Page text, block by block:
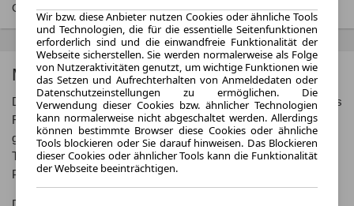
GmbH‘ unentgeltlich erhältlich ist unterwww.dat.de.
Mercedes-Benz B-Klasse
Die Mercedes-Benz B-Klasse ist ein kompaktes und vielseitiges
Fahrzeug, das sowohl für urbane als auch für längere Fahrten
geeignet ist. Mit ihrem geräumigen Innenraum und modernen
Technologien bietet sie Komfort und Sicherheit für Fahrer und
Passagiere.
Wir bzw. diese Anbieter nutzen Cookies oder ähnliche Tools
und Technologien, die für die essentielle Seitenfunktionen
erforderlich sind und die einwandfreie Funktionalität der
Webseite sicherstellen. Sie werden normalerweise als Folge
von Nutzeraktivitäten genutzt, um wichtige Funktionen wie
das Setzen und Aufrechterhalten von Anmeldedaten oder
Datenschutzeinstellungen zu ermöglichen. Die
Verwendung dieser Cookies bzw. ähnlicher Technologien
kann normalerweise nicht abgeschaltet werden. Allerdings
können bestimmte Browser diese Cookies oder ähnliche
Tools blockieren oder Sie darauf hinweisen. Das Blockieren
dieser Cookies oder ähnlicher Tools kann die Funktionalität
der Webseite beeinträchtigen.